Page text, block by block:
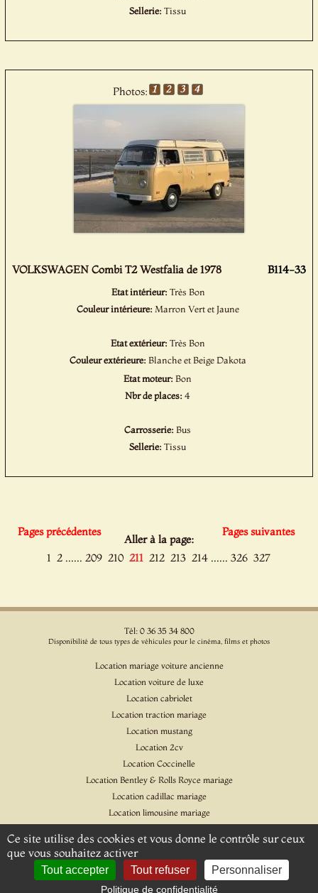
Sellerie: Tissu
Photos:
VOLKSWAGEN Combi T2 Westfalia de 1978 B114-33
Etat intérieur: Très Bon
Couleur intérieure: Marron Vert et Jaune
Etat extérieur:Très Bon
Couleur extérieure:Blanche et Beige Dakota
Etat moteur: Bon
Nbr de places: 4
Carrosserie: Bus
Sellerie: Tissu
Pages précédentes Pages suivantes
Aller à la page:
1 2 ...... 209 210 211 212 213 214 ...... 326 327
Tél: 0 36 35 34 800
Disponibilité de tous types de véhicules pour le cinéma, films et photos
Location mariage voiture ancienne
Location voiture de luxe
Location cabriolet
Location traction mariage
Location mustang
Location 2cv
Location Coccinelle
Location Bentley & Rolls Royce mariage
Location cadillac mariage
Location limousine mariage
Location Citroen DS
Location Jaguar & Daimler
Ce site utilise des cookies et vous donne le contrôle sur ceux
que vous souhaitez activer
Tout accepter Tout refuser Personnaliser
Politique de confidentialité